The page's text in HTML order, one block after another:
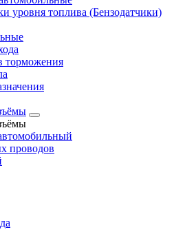
уровня топлива (Бензодатчики)
торможения
проводов